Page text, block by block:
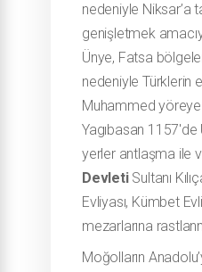
nedeniyle Niksar’a
genişletmek
Ünye, Fatsa
nedeniyle Türklerin
Muhammed yöreye
Yagıbasan
yerler antlaşma ile
DevletiSultanı
Evliyası, Kümbet
mezarlarına
Moğolların